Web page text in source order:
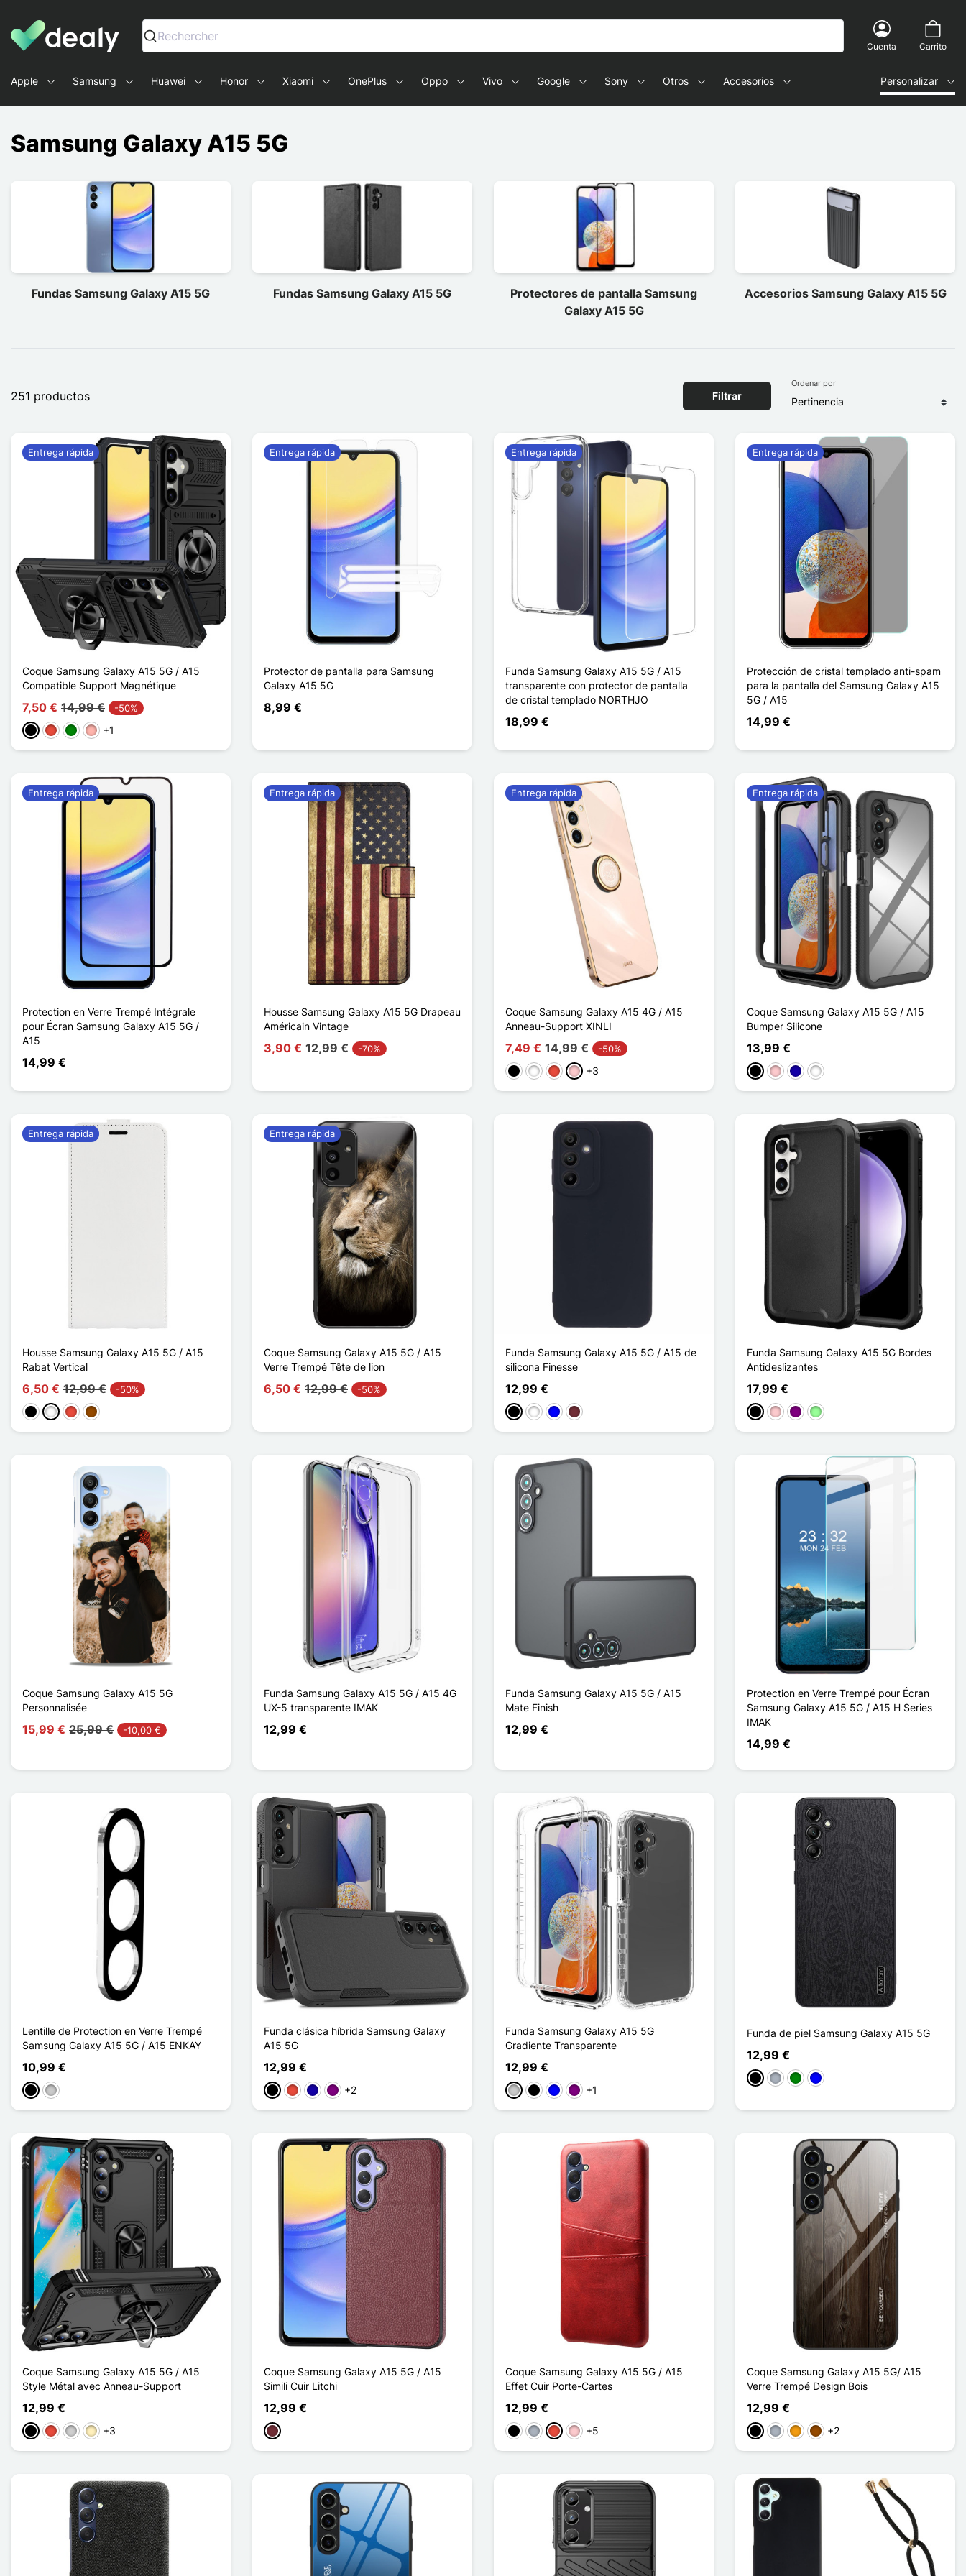
Dealy - Fundas y accesorios para smartphones y tablets
Rechercher
Cuenta Carrito
Apple Samsung Huawei Honor Xiaomi OnePlus Oppo Vivo Google Sony Otros Accesorios Personalizar
Samsung Galaxy A15 5G
Fundas Samsung Galaxy A15 5G Fundas Samsung Galaxy A15 5G
Protectores de pantalla Samsung
Galaxy A15 5G
Accesorios Samsung Galaxy A15 5G
251 productos Filtrar
Ordenar por
Coque Samsung Galaxy A15 5G / A15
Compatible Support Magnétique
7,50 € 14,99 € -50%
NegroRojoVerdeOro rosa
+1
Entrega rápida
Protector de pantalla para Samsung
Galaxy A15 5G
8,99 €
Entrega rápida
Funda Samsung Galaxy A15 5G / A15
transparente con protector de pantalla
de cristal templado NORTHJO
18,99 €
Entrega rápida
Protección de cristal templado anti-spam
para la pantalla del Samsung Galaxy A15
5G / A15
14,99 €
Entrega rápida
Protection en Verre Trempé Intégrale
pour Écran Samsung Galaxy A15 5G /
A15
14,99 €
Entrega rápida
Housse Samsung Galaxy A15 5G Drapeau
Américain Vintage
3,90 € 12,99 € -70%
Entrega rápida
Coque Samsung Galaxy A15 4G / A15
Anneau-Support XINLI
7,49 € 14,99 € -50%
NegroBlancoRojoRosa+3
Entrega rápida
Coque Samsung Galaxy A15 5G / A15
Bumper Silicone
13,99 €
NegroRosaAzul oscuro
Bleu Bébé
Entrega rápida
Housse Samsung Galaxy A15 5G / A15
Rabat Vertical
6,50 € 12,99 € -50%
NegroBlancoRojoMarrón
Entrega rápida
Coque Samsung Galaxy A15 5G / A15
Verre Trempé Tête de lion
6,50 € 12,99 € -50%
Entrega rápida
Funda Samsung Galaxy A15 5G / A15 de
silicona Finesse
12,99 €
NegroBlancoAzulRouge Vin
Funda Samsung Galaxy A15 5G Bordes
Antideslizantes
17,99 €
NegroRosaPúrpuraVert Menthe
Coque Samsung Galaxy A15 5G
Personnalisée
15,99 € 25,99 € -10,00 €
Funda Samsung Galaxy A15 5G / A15 4G
UX-5 transparente IMAK
12,99 €
Funda Samsung Galaxy A15 5G / A15
Mate Finish
12,99 €
Protection en Verre Trempé pour Écran
Samsung Galaxy A15 5G / A15 H Series
IMAK
14,99 €
Lentille de Protection en Verre Trempé
Samsung Galaxy A15 5G / A15 ENKAY
10,99 €
NegroTransparente
Funda clásica híbrida Samsung Galaxy
A15 5G
12,99 €
NegroRojoAzul oscuro
Púrpura
+2
Funda Samsung Galaxy A15 5G
Gradiente Transparente
12,99 €
Transparente
Noir Gradient
Bleu Gradient
Dégradé Violet
+1
Funda de piel Samsung Galaxy A15 5G
12,99 €
NegroGris VerdeAzul
Coque Samsung Galaxy A15 5G / A15
Style Métal avec Anneau-Support
12,99 €
NegroRojoPlataOro +3
Coque Samsung Galaxy A15 5G / A15
Simili Cuir Litchi
12,99 €
Rouge Vin
Coque Samsung Galaxy A15 5G / A15
Effet Cuir Porte-Cartes
12,99 €
NegroGris RojoRosa+5
Coque Samsung Galaxy A15 5G/ A15
Verre Trempé Design Bois
12,99 €
NegroGris NaranjaMarrón
+2